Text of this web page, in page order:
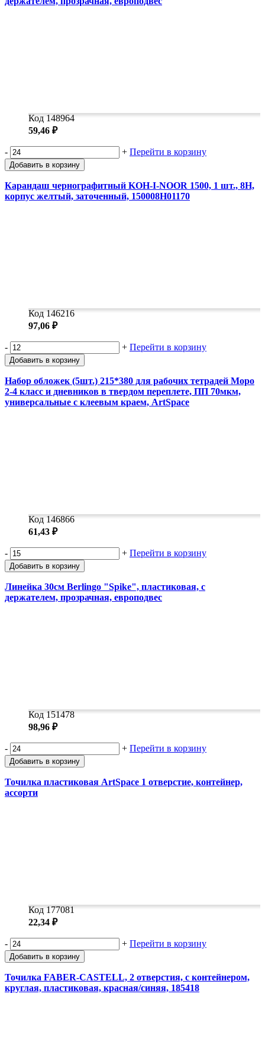
Код 148964
59,46 ₽
- + Перейти в корзину
Добавить в корзину
Карандаш чернографитный KOH-I-NOOR 1500, 1 шт., 8H,
корпус желтый, заточенный, 150008H01170
Код 146216
97,06 ₽
- + Перейти в корзину
Добавить в корзину
Набор обложек (5шт.) 215*380 для рабочих тетрадей Моро
2-4 класс и дневников в твердом переплете, ПП 70мкм,
универсальные с клеевым краем, ArtSpace
Код 146866
61,43 ₽
- + Перейти в корзину
Добавить в корзину
Линейка 30см Berlingo "Spike", пластиковая, с
держателем, прозрачная, европодвес
Код 151478
98,96 ₽
- + Перейти в корзину
Добавить в корзину
Точилка пластиковая ArtSpace 1 отверстие, контейнер,
ассорти
Код 177081
22,34 ₽
- + Перейти в корзину
Добавить в корзину
Точилка FABER-CASTELL, 2 отверстия, с контейнером,
круглая, пластиковая, красная/синяя, 185418